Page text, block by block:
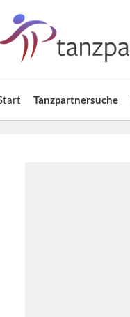
Tanzpartnersuche